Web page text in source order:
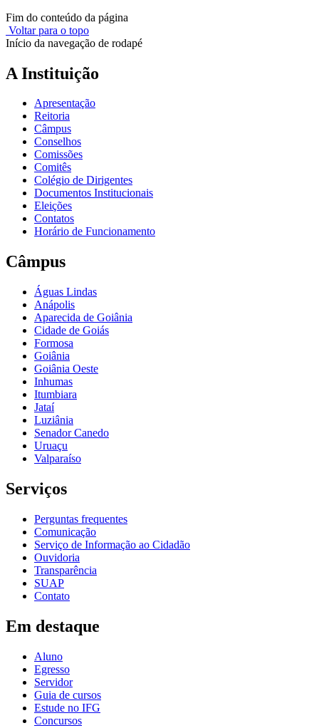
Fim do conteúdo da página
Voltar para o topo
Início da navegação de rodapé
A Instituição
Apresentação
Reitoria
Câmpus
Conselhos
Comissões
Comitês
Colégio de Dirigentes
Documentos Institucionais
Eleições
Contatos
Horário de Funcionamento
Câmpus
Águas Lindas
Anápolis
Aparecida de Goiânia
Cidade de Goiás
Formosa
Goiânia
Goiânia Oeste
Inhumas
Itumbiara
Jataí
Luziânia
Senador Canedo
Uruaçu
Valparaíso
Serviços
Perguntas frequentes
Comunicação
Serviço de Informação ao Cidadão
Ouvidoria
Transparência
SUAP
Contato
Em destaque
Aluno
Egresso
Servidor
Guia de cursos
Estude no IFG
Concursos